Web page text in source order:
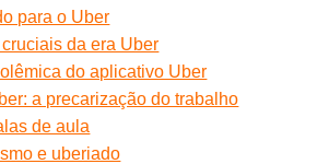
para o Uber
da era Uber
do aplicativo Uber
a precarização do trabalho
de aula
e uberiado